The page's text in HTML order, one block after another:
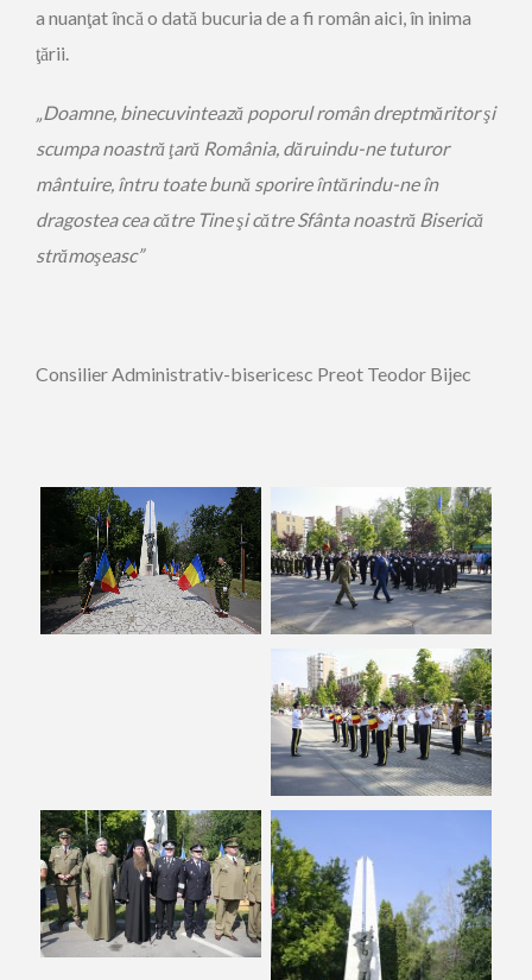
a nuanţat încă o dată bucuria de a fi român aici, în inima
ţării.
„Doamne, binecuvintează poporul român dreptmăritor şi
scumpa noastră ţară România, dăruindu-ne tuturor
mântuire, întru toate bună sporire întărindu-ne în
dragostea cea către Tine şi către Sfânta noastră Biserică
strămoşeasc”
Consilier Administrativ-bisericesc Preot Teodor Bijec